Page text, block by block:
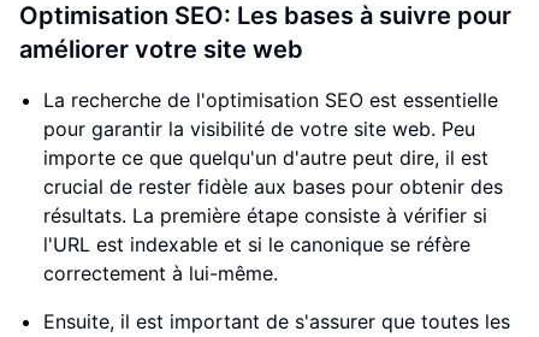
Optimisation SEO: Les bases à suivre pour
améliorer votre site web
La recherche de l'optimisation SEO est essentielle
pour garantir la visibilité de votre site web. Peu
importe ce que quelqu'un d'autre peut dire, il est
crucial de rester fidèle aux bases pour obtenir des
résultats. La première étape consiste à vérifier si
l'URL est indexable et si le canonique se réfère
correctement à lui-même.
Ensuite, il est important de s'assurer que toutes les